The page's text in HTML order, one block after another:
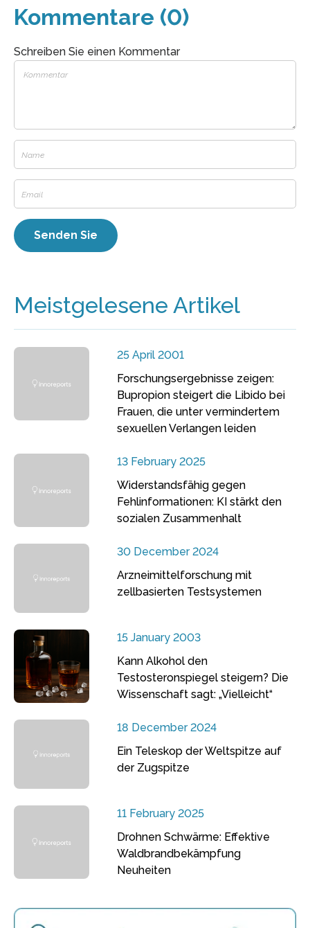
Kommentare (0)
Schreiben Sie einen Kommentar
Meistgelesene Artikel
25 April 2001
Forschungsergebnisse zeigen:
Bupropion steigert die Libido bei
Frauen, die unter vermindertem
sexuellen Verlangen leiden
13 February 2025
Widerstandsfähig gegen
Fehlinformationen: KI stärkt den
sozialen Zusammenhalt
30 December 2024
Arzneimittelforschung mit
zellbasierten Testsystemen
15 January 2003
Kann Alkohol den
Testosteronspiegel steigern? Die
Wissenschaft sagt: „Vielleicht“
18 December 2024
Ein Teleskop der Weltspitze auf
der Zugspitze
11 February 2025
Drohnen Schwärme: Effektive
Waldbrandbekämpfung
Neuheiten